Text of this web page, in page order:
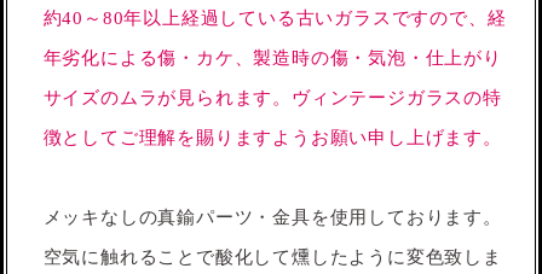
約40～80年以上経過している古いガラスですので、経
年劣化による傷・カケ、製造時の傷・気泡・仕上がり
サイズのムラが見られます。ヴィンテージガラスの特
徴としてご理解を賜りますようお願い申し上げます。
メッキなしの真鍮パーツ・金具を使用しております。
空気に触れることで酸化して燻したように変色致しま